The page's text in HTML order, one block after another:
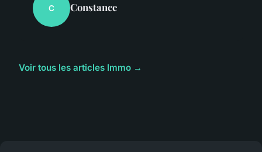
C Constance
Voir tous les articles Immo →